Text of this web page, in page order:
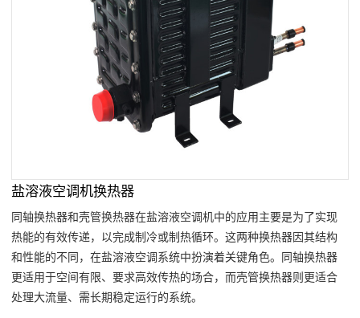
盐溶液空调机换热器
同轴换热器和壳管换热器在盐溶液空调机中的应用主要是为了实现
热能的有效传递，以完成制冷或制热循环。这两种换热器因其结构
和性能的不同，在盐溶液空调系统中扮演着关键角色。同轴换热器
更适用于空间有限、要求高效传热的场合，而壳管换热器则更适合
处理大流量、需长期稳定运行的系统。